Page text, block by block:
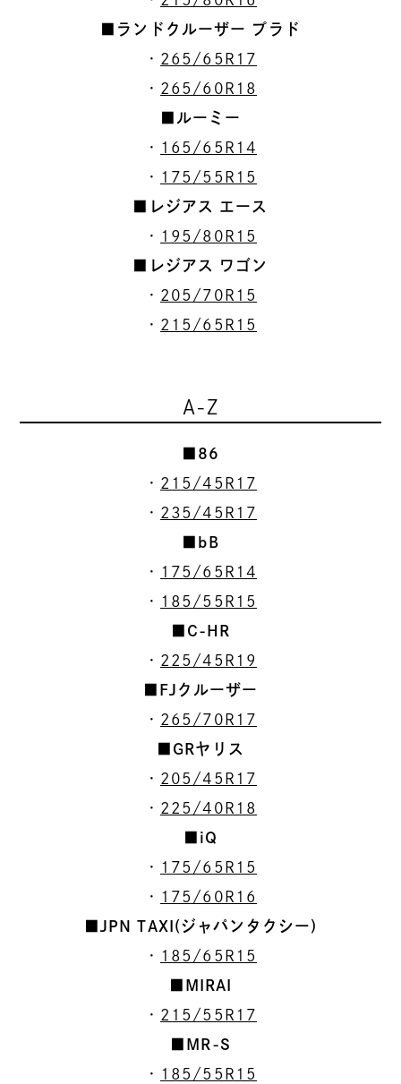
■ランドクルーザー プラド
・ 265/65R17
・ 265/60R18
■ルーミー
・ 165/65R14
・ 175/55R15
■レジアス エース
・ 195/80R15
■レジアス ワゴン
・ 205/70R15
・ 215/65R15
A-Z
■86
・ 215/45R17
・ 235/45R17
■bB
・ 175/65R14
・ 185/55R15
■C-HR
・ 225/45R19
■FJクルーザー
・ 265/70R17
■GRヤリス
・ 205/45R17
・ 225/40R18
■iQ
・ 175/65R15
・ 175/60R16
■JPN TAXI(ジャパンタクシー)
・ 185/65R15
■MIRAI
・ 215/55R17
■MR-S
・ 185/55R15